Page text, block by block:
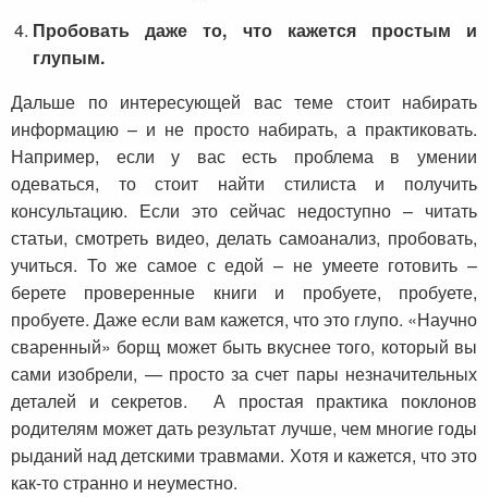
Пробовать даже то, что кажется простым и
глупым.
Дальше по интересующей вас теме стоит набирать
информацию – и не просто набирать, а практиковать.
Например, если у вас есть проблема в умении
одеваться, то стоит найти стилиста и получить
консультацию. Если это сейчас недоступно – читать
статьи, смотреть видео, делать самоанализ, пробовать,
учиться. То же самое с едой – не умеете готовить –
берете проверенные книги и пробуете, пробуете,
пробуете. Даже если вам кажется, что это глупо. «Научно
сваренный» борщ может быть вкуснее того, который вы
сами изобрели, — просто за счет пары незначительных
деталей и секретов. А простая практика поклонов
родителям может дать результат лучше, чем многие годы
рыданий над детскими травмами. Хотя и кажется, что это
как-то странно и неуместно.